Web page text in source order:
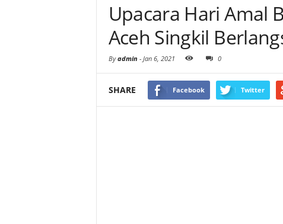
Upacara Hari Amal
Aceh Singkil
Byadmin - Jan 6, 2021 0
SHARE Facebook Twitter